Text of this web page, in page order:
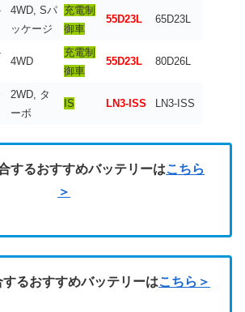
4WD, Sパ
ッケージ
充電制
御車
55D23L 65D23L
4WD
充電制
御車
55D23L 80D26L
2WD, タ
ーボ
IS LN3-ISS LN3-ISS
するおすすめバッテリーはこちら
＞
するおすすめバッテリーはこちら＞